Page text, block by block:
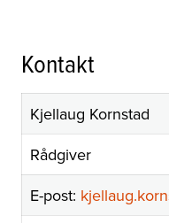
Kontakt
Kjellaug Kornstad
Rådgiver
E-post: